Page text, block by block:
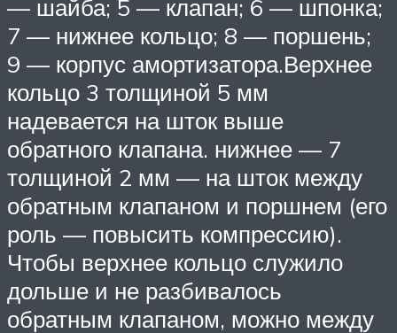
— шайба; 5 — клапан; 6 — шпонка;
7 — нижнее кольцо; 8 — поршень;
9 — корпус амортизатора.Верхнее
кольцо 3 толщиной 5 мм
надевается на шток выше
обратного клапана. нижнее — 7
толщиной 2 мм — на шток между
обратным клапаном и поршнем (его
роль — повысить компрессию).
Чтобы верхнее кольцо служило
дольше и не разбивалось
обратным клапаном, можно между